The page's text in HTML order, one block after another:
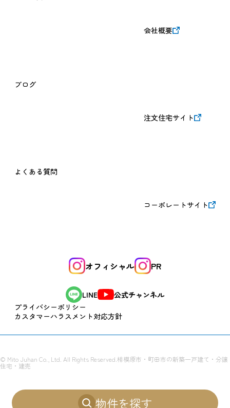
ブログ
よくある質問
会社概要
注文住宅サイト
コーポレートサイト
オフィシャル PR
LINE
公式チャンネル
プライバシーポリシー
カスタマーハラスメント対応方針
© Mito Juhan Co., Ltd. All Rights Reserved. 相模原市・町田市の新築一戸建て・分譲
住宅・建売